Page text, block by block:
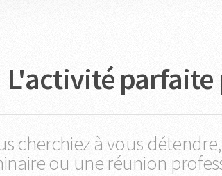
L'activité
cherchiez à vous
ou une réunion